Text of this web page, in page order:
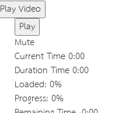
Play Video
Play
Mute
Current Time0:00
Duration Time0:00
Loaded: 0%
Progress: 0%